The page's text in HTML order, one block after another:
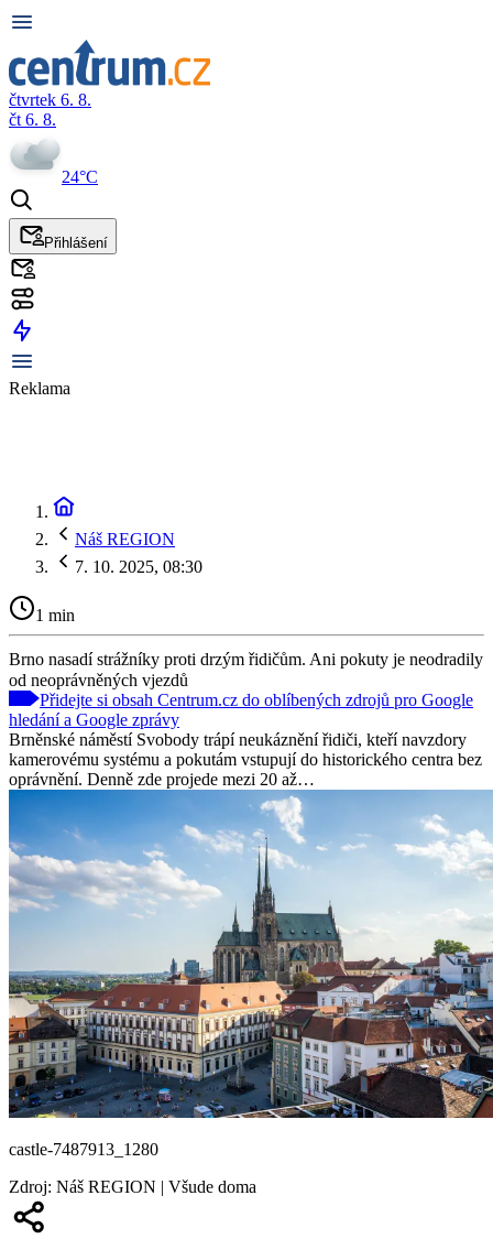
čtvrtek 6. 8.
čt 6. 8.
24°C
Přihlášení
Reklama
Náš REGION
7. 10. 2025, 08:30
1 min
Brno nasadí strážníky proti drzým řidičům. Ani pokuty je neodradily
od neoprávněných vjezdů
Přidejte si obsah Centrum.cz do oblíbených zdrojů pro Google
hledání a Google zprávy
Brněnské náměstí Svobody trápí neukáznění řidiči, kteří navzdory
kamerovému systému a pokutám vstupují do historického centra bez
oprávnění. Denně zde projede mezi 20 až…
castle-7487913_1280
Zdroj: Náš REGION | Všude doma